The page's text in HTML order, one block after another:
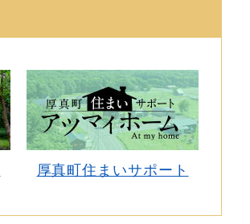
厚真町住まいサポート